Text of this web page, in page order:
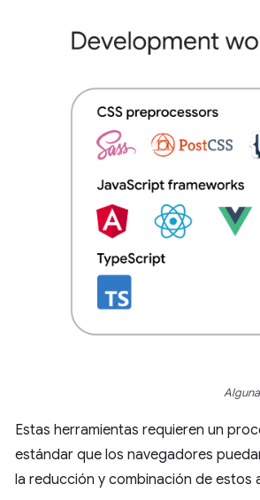
Estas herramientas requieren un
estándar que los navegadores
la reducción y combinación de estos